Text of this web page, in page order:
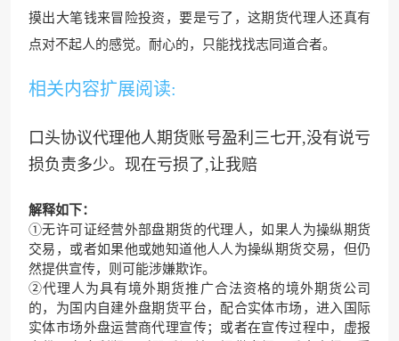
摸出大笔钱来冒险投资，要是亏了， 这期货代理人还真有
点对不起人的感觉。耐心的，只能找找志同道合者。
相关内容扩展阅读:
口头协议代理他人期货账号盈利三七开,没有说亏
损负责多少。现在亏损了,让我赔
解释如下：
①无许可证经营外部盘期货的代理人，如果人为操纵期货
交易，或者如果他或她知道他人人为操纵期货交易，但仍
然提供宣传，则可能涉嫌欺诈。
②代理人为具有境外期货推广合法资格的境外期货公司
的，为国内自建外盘期货平台，配合实体市场，进入国际
实体市场外盘运营商代理宣传；或者在宣传过程中，虚报